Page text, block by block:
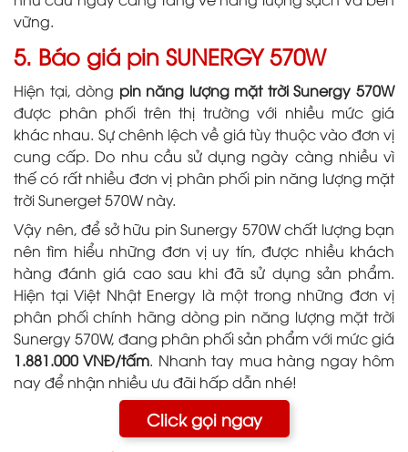
vững.
5. Báo giá pin SUNERGY 570W
Hiện tại, dòng pin năng lượng mặt trời Sunergy 570W
được phân phối trên thị trường với nhiều mức giá
khác nhau. Sự chênh lệch về giá tùy thuộc vào đơn vị
cung cấp. Do nhu cầu sử dụng ngày càng nhiều vì
thế có rất nhiều đơn vị phân phối pin năng lượng mặt
trời Sunerget 570W này.
Vậy nên, để sở hữu pin Sunergy 570W chất lượng bạn
nên tìm hiểu những đơn vị uy tín, được nhiều khách
hàng đánh giá cao sau khi đã sử dụng sản phẩm.
Hiện tại Việt Nhật Energy là một trong những đơn vị
phân phối chính hãng dòng pin năng lượng mặt trời
Sunergy 570W, đang phân phối sản phẩm với mức giá
1.881.000 VNĐ/tấm. Nhanh tay mua hàng ngay hôm
nay để nhận nhiều ưu đãi hấp dẫn nhé!
Click gọi ngay